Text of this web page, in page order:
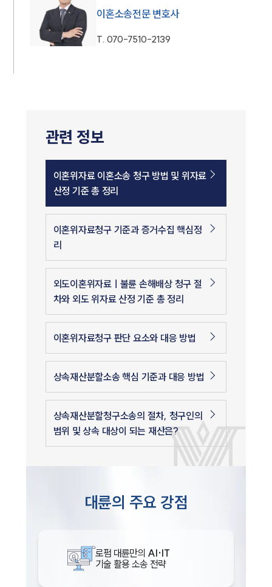
이혼소송전문 변호사
T. 070-7510-2139
관련 정보
이혼위자료 이혼소송 청구 방법 및 위자료
산정 기준 총 정리
이혼위자료청구 기준과 증거수집 핵심정
리
외도이혼위자료ㅣ불륜 손해배상 청구 절
차와 외도 위자료 산정 기준 총 정리
이혼위자료청구 판단 요소와 대응 방법
상속재산분할소송 핵심 기준과 대응 방법
상속재산분할청구소송의 절차, 청구인의
범위 및 상속 대상이 되는 재산은?
대륜의 주요 강점
로펌 대륜만의 AI·IT
기술 활용 소송 전략